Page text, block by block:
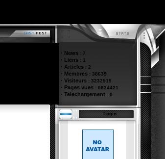
· News : 7
· Liens : 1
· Articles : 2
· Membres : 38639
· Visiteurs : 3232519
· Pages vues : 6824421
· Telechargement : 0
Login